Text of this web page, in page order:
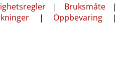
| Bruksmåte |
| Oppbevaring |